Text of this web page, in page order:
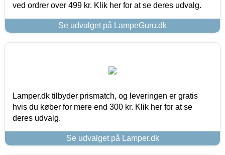
ved ordrer over 499 kr. Klik her for at se deres udvalg.
Se udvalget på LampeGuru.dk
Lamper.dk tilbyder prismatch, og leveringen er gratis
hvis du køber for mere end 300 kr. Klik her for at se
deres udvalg.
Se udvalget på Lamper.dk